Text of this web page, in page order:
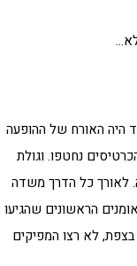
עוד היה האורח של ההופעה
– כל הכרטיסים נחטפו. וגולת
לאורך כל הדרך משדה
הראשונים שהגיעו
לא רצו המפיקים